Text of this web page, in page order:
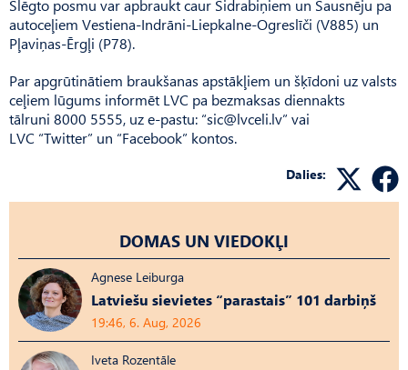
Slēgto posmu var apbraukt caur Sidrabiņiem un Sausnēju pa
autoceļiem Vestiena-Indrāni-Liepkalne-Ogreslīči (V885) un
Pļaviņas-Ērgļi (P78).
Par apgrūtinātiem braukšanas apstākļiem un šķīdoni uz valsts
ceļiem lūgums informēt LVC pa bezmaksas diennakts
tālruni 8000 5555, uz e-pastu: “sic@lvceli.lv” vai
LVC “Twitter” un “Facebook” kontos.
Dalies:
DOMAS UN VIEDOKĻI
Agnese Leiburga
Latviešu sievietes “parastais” 101 darbiņš
19:46, 6. Aug, 2026
Iveta Rozentāle